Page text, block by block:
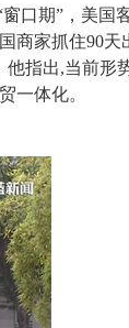
口期”，美国
商家抓住90天
他指出,当前形
一体化。